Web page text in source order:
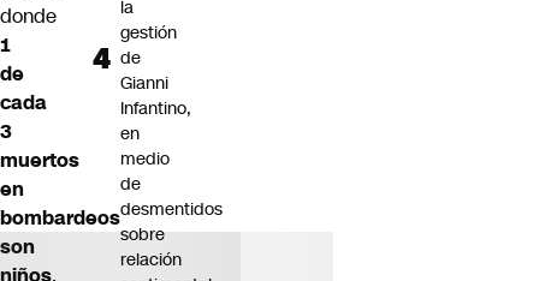
donde
1
de
cada
3
muertos
en
bombardeos
son
niños,
la
gestión
de
Gianni
Infantino,
en
medio
de
desmentidos
sobre
relación